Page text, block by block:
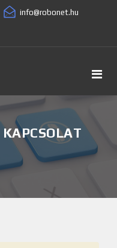
KAPCSOLAT